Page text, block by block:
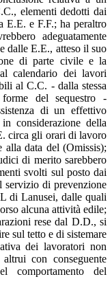
elementi dedotti dai
E.E. e F.F.; ha peraltro
adeguatamente
dalle E.E., atteso il suo
di parte civile e la
calendario dei lavori
al C.C. - dalla stessa
del sequestro -
di un effettivo
considerazione della
circa gli orari di lavoro
data del (Omissis);
di merito sarebbero
svolti sul posto dai
servizio di prevenzione
di Lanusei, dalle quali
alcuna attività edile;
rese dal D.D., si
sul tetto e di sistemare
dei lavoratori non
con conseguente
comportamento del